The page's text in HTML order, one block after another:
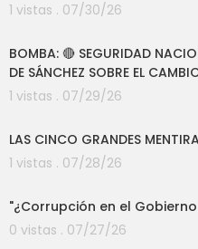
1 vistas . 07/30/26
BOMBA: 🔴 SEGURIDAD
DE SÁNCHEZ SOBRE EL
1 vistas . 07/29/26
LAS CINCO GRANDES
1 vistas . 07/28/26
"¿Corrupción en el
0 vistas . 07/27/26